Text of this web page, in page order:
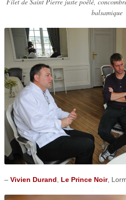
balsamique
– Vivien Durand Le Prince Noir,